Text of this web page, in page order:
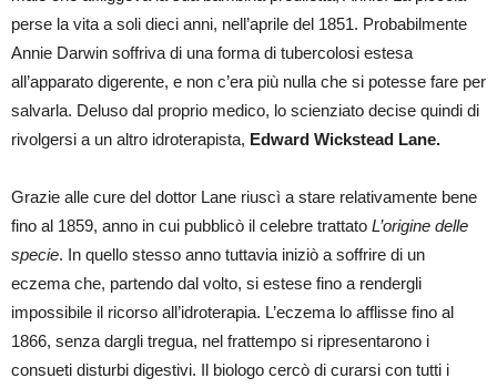
perse la vita a soli dieci anni, nell’aprile del 1851. Probabilmente
Annie Darwin soffriva di una forma di tubercolosi estesa
all’apparato digerente, e non c’era più nulla che si potesse fare per
salvarla. Deluso dal proprio medico, lo scienziato decise quindi di
rivolgersi a un altro idroterapista, Edward Wickstead Lane.
Grazie alle cure del dottor Lane riuscì a stare relativamente bene
fino al 1859, anno in cui pubblicò il celebre trattato L’origine delle
specie. In quello stesso anno tuttavia iniziò a soffrire di un
eczema che, partendo dal volto, si estese fino a rendergli
impossibile il ricorso all’idroterapia. L’eczema lo afflisse fino al
1866, senza dargli tregua, nel frattempo si ripresentarono i
consueti disturbi digestivi. Il biologo cercò di curarsi con tutti i